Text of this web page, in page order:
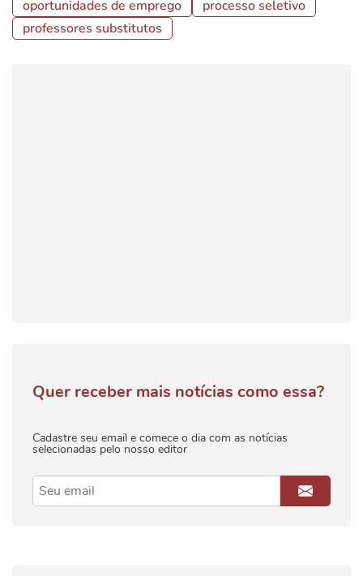
oportunidades de emprego
processo seletivo
professores substitutos
Quer receber mais notícias como essa?
Cadastre seu email e comece o dia com as notícias
selecionadas pelo nosso editor